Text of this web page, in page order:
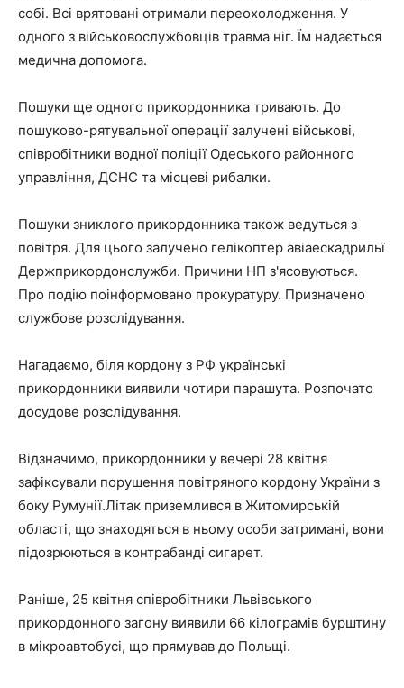
собі. Всі врятовані отримали переохолодження. У
одного з військовослужбовців травма ніг. Їм надається
медична допомога.
Пошуки ще одного прикордонника тривають. До
пошуково-рятувальної операції залучені військові,
співробітники водної поліції Одеського районного
управління, ДСНС та місцеві рибалки.
Пошуки зниклого прикордонника також ведуться з
повітря. Для цього залучено гелікоптер авіаескадрильї
Держприкордонслужби. Причини НП з'ясовуються.
Про подію поінформовано прокуратуру. Призначено
службове розслідування.
Нагадаємо, біля кордону з РФ українські
прикордонники виявили чотири парашута. Розпочато
досудове розслідування.
Відзначимо, прикордонники у вечері 28 квітня
зафіксували порушення повітряного кордону України з
боку Румунії.Літак приземлився в Житомирській
області, що знаходяться в ньому особи затримані, вони
підозрюються в контрабанді сигарет.
Раніше, 25 квітня співробітники Львівського
прикордонного загону виявили 66 кілограмів бурштину
в мікроавтобусі, що прямував до Польщі.